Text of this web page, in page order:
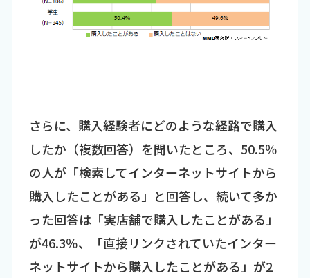
さらに、購入経験者にどのような経路で購入
したか（複数回答）を聞いたところ、50.5％
の人が「検索してインターネットサイトから
購入したことがある」と回答し、続いて多か
った回答は「実店舗で購入したことがある」
が46.3％、「直接リンクされていたインター
ネットサイトから購入したことがある」が2